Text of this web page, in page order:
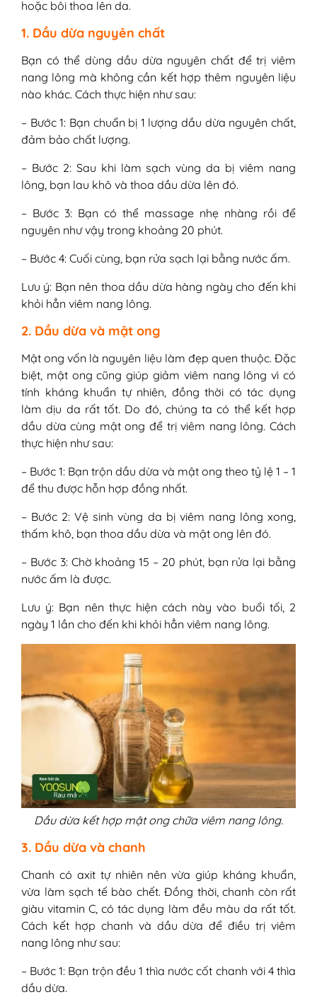
hoặc bôi thoa lên da.
1. Dầu dừa nguyên chất
Bạn có thể dùng dầu dừa nguyên chất để trị viêm
nang lông mà không cần kết hợp thêm nguyên liệu
nào khác. Cách thực hiện như sau:
– Bước 1: Bạn chuẩn bị 1 lượng dầu dừa nguyên chất,
đảm bảo chất lượng.
– Bước 2: Sau khi làm sạch vùng da bị viêm nang
lông, bạn lau khô và thoa dầu dừa lên đó.
– Bước 3: Bạn có thể massage nhẹ nhàng rồi để
nguyên như vậy trong khoảng 20 phút.
– Bước 4: Cuối cùng, bạn rửa sạch lại bằng nước ấm.
Lưu ý: Bạn nên thoa dầu dừa hàng ngày cho đến khi
khỏi hẳn viêm nang lông.
2. Dầu dừa và mật ong
Mật ong vốn là nguyên liệu làm đẹp quen thuộc. Đặc
biệt, mật ong cũng giúp giảm viêm nang lông vì có
tính kháng khuẩn tự nhiên, đồng thời có tác dụng
làm dịu da rất tốt. Do đó, chúng ta có thể kết hợp
dầu dừa cùng mật ong để trị viêm nang lông. Cách
thực hiện như sau:
– Bước 1: Bạn trộn dầu dừa và mật ong theo tỷ lệ 1 – 1
để thu được hỗn hợp đồng nhất.
– Bước 2: Vệ sinh vùng da bị viêm nang lông xong,
thấm khô, bạn thoa dầu dừa và mật ong lên đó.
– Bước 3: Chờ khoảng 15 – 20 phút, bạn rửa lại bằng
nước ấm là được.
Lưu ý: Bạn nên thực hiện cách này vào buổi tối, 2
ngày 1 lần cho đến khi khỏi hẳn viêm nang lông.
Dầu dừa kết hợp mật ong chữa viêm nang lông.
3. Dầu dừa và chanh
Chanh có axit tự nhiên nên vừa giúp kháng khuẩn,
vừa làm sạch tế bào chết. Đồng thời, chanh còn rất
giàu vitamin C, có tác dụng làm đều màu da rất tốt.
Cách kết hợp chanh và dầu dừa để điều trị viêm
nang lông như sau:
– Bước 1: Bạn trộn đều 1 thìa nước cốt chanh với 4 thìa
dầu dừa.